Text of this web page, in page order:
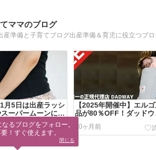
ママのブログ
準備と子育てブログ出産準備＆育児に役立つブ
月5日は出産ラッシ
ーパームーンにお
理由
【2025年開催中】エル
品が80％OFF！ダッドウ
セール
10ヶ月前
なるブログをフォロー。
！すぐ使えます。
閉じる